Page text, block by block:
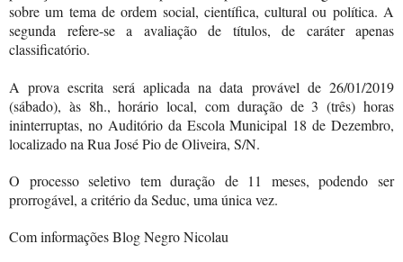
sobre um tema de ordem social, científica, cultural ou política. A
segunda refere-se a avaliação de títulos, de caráter apenas
classificatório.
A prova escrita será aplicada na data provável de 26/01/2019
(sábado), às 8h., horário local, com duração de 3 (três) horas
ininterruptas, no Auditório da Escola Municipal 18 de Dezembro,
localizado na Rua José Pio de Oliveira, S/N.
O processo seletivo tem duração de 11 meses, podendo ser
prorrogável, a critério da Seduc, uma única vez.
Com informações Blog Negro Nicolau